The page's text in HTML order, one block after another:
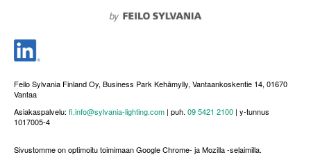
Feilo Sylvania Finland Oy, Business Park Kehämylly, Vantaankoskentie 14, 01670
Vantaa
Asiakaspalvelu: fi.info@sylvania-lighting.com | puh. 09 5421 2100 | y-tunnus
1017005-4
Sivustomme on optimoitu toimimaan Google Chrome- ja Mozilla -selaimilla.